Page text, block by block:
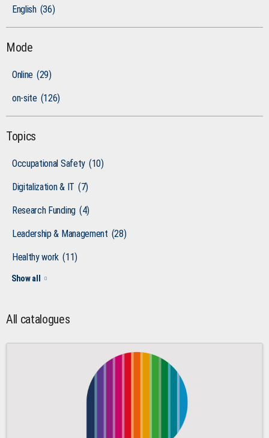
English (36)
Mode
Online (29)
on-site (126)
Topics
Occupational Safety (10)
Digitalization & IT (7)
Research Funding (4)
Leadership & Management (28)
Healthy work (11)
Show all
All catalogues